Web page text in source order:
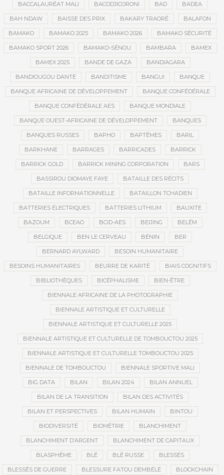
BACCALAURÉAT MALI BACODJICORONI BAD BADEA
BAH NDAW BAISSE DES PRIX BAKARY TRAORÉ BALAFON
BAMAKO BAMAKO 2025 BAMAKO 2026 BAMAKO SÉCURITÉ
BAMAKO SPORT 2026 BAMAKO-SÉNOU BAMBARA BAMEX
BAMEX 2025 BANDE DE GAZA BANDIAGARA
BANDIOUGOU DANTÉ BANDITISME BANGUI BANQUE
BANQUE AFRICAINE DE DÉVELOPPEMENT BANQUE CONFÉDÉRALE
BANQUE CONFÉDÉRALE AES BANQUE MONDIALE
BANQUE OUEST-AFRICAINE DE DÉVELOPPEMENT BANQUES
BANQUES RUSSES BAPHO BAPTÊMES BARIL
BARKHANE BARRAGES BARRICADES BARRICK
BARRICK GOLD BARRICK MINING CORPORATION BARS
BASSIROU DIOMAYE FAYE BATAILLE DES RÉCITS
BATAILLE INFORMATIONNELLE BATAILLON TCHADIEN
BATTERIES ÉLECTRIQUES BATTERIES LITHIUM BAUXITE
BAZOUM BCEAO BCID-AES BEIJING BELÉM
BELGIQUE BEN LE CERVEAU BÉNIN BER
BERNARD AYLWARD BESOIN HUMANITAIRE
BESOINS HUMANITAIRES BEURRE DE KARITÉ BIAIS COGNITIFS
BIBLIOTHÈQUES BICÉPHALISME BIEN-ÊTRE
BIENNALE AFRICAINE DE LA PHOTOGRAPHIE
BIENNALE ARTISTIQUE ET CULTURELLE
BIENNALE ARTISTIQUE ET CULTURELLE 2025
BIENNALE ARTISTIQUE ET CULTURELLE DE TOMBOUCTOU 2025
BIENNALE ARTISTIQUE ET CULTURELLE TOMBOUCTOU 2025
BIENNALE DE TOMBOUCTOU BIENNALE SPORTIVE MALI
BIG DATA BILAN BILAN 2024 BILAN ANNUEL
BILAN DE LA TRANSITION BILAN DES ACTIVITÉS
BILAN ET PERSPECTIVES BILAN HUMAIN BINTOU
BIODIVERSITÉ BIOMÉTRIE BLANCHIMENT
BLANCHIMENT D’ARGENT BLANCHIMENT DE CAPITAUX
BLASPHÈME BLÉ BLÉ RUSSE BLESSÉS
BLESSÉS DE GUERRE BLESSURE FATOU DEMBÉLÉ BLOCKCHAIN